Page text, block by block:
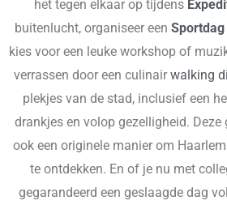
het tegen elkaar op tijdens
buitenlucht, organiseer een Sportdag
kies voor een leuke workshop of
verrassen door een culinair walking
plekjes van de stad, inclusief een
drankjes en volop gezelligheid.
ook een originele manier om
te ontdekken. En of je nu met
gegarandeerd een geslaagde dag